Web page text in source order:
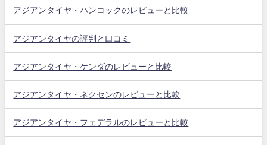
アジアンタイヤ・ハンコックのレビューと比較
アジアンタイヤの評判と口コミ
アジアンタイヤ・ケンダのレビューと比較
アジアンタイヤ・ネクセンのレビューと比較
アジアンタイヤ・フェデラルのレビューと比較